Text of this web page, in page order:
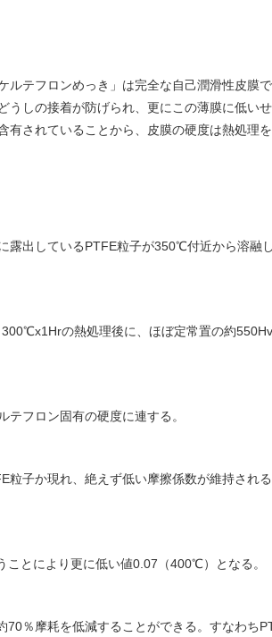
テフロンめっき」は完全な自己潤滑性皮膜
しの接着が防げられ、更にこの薄膜に低い
されていることから、皮膜の硬度は熱処理
露出しているPTFE粒子が350℃付近から溶融
の熱処理後に、ほぼ定常置の約
フロン固有の硬度に連する。
粒子か現れ、絶えず低い摩擦係数が維持され
とにより更に低い値0.07（400℃）となる。
％摩耗を低減することができる。すなわち